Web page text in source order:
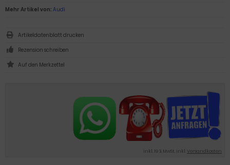
inkl. 19 % MwSt. inkl.Versandkosten
Mehr Artikel von: Audi
Artikeldatenblatt drucken
Rezension schreiben